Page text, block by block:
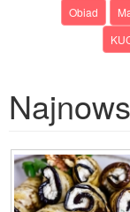
Obiad